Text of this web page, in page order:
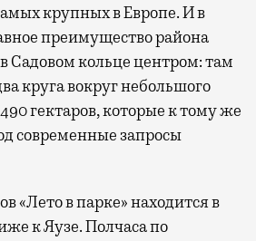
крупных в Европе. И в
преимущество района
Садовом кольце центром: там
круга вокруг небольшого
гектаров, которые к тому же
современные запросы
«Лето в парке» находится в
к Яузе. Полчаса по